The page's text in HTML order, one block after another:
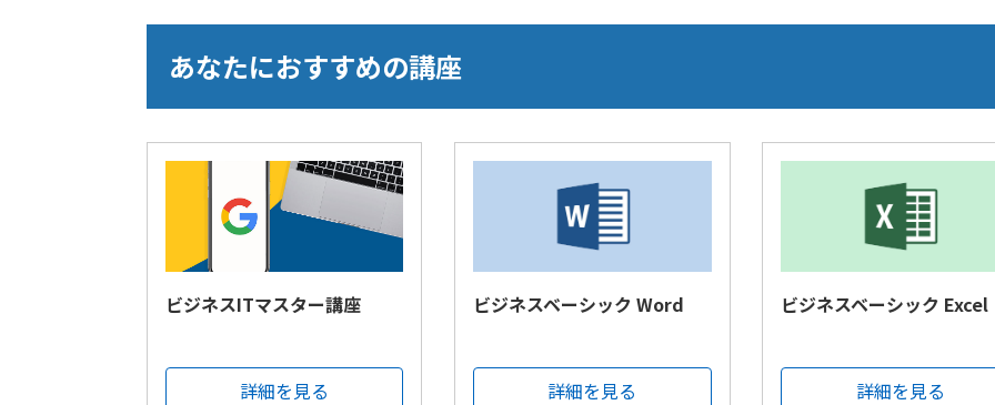
あなたにおすすめの講座
ビジネスITマスター講座
詳細を見る
ビジネスベーシック Word
詳細を見る
ビジネスベーシック Excel
詳細を見る